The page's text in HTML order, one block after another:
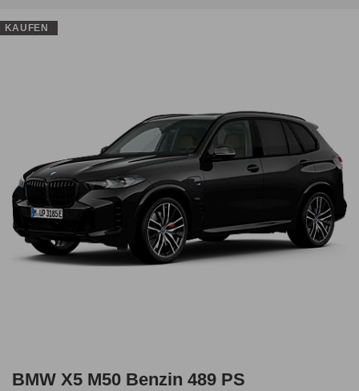
BMW X5 M50 Benzin 489 PS
KAUFEN